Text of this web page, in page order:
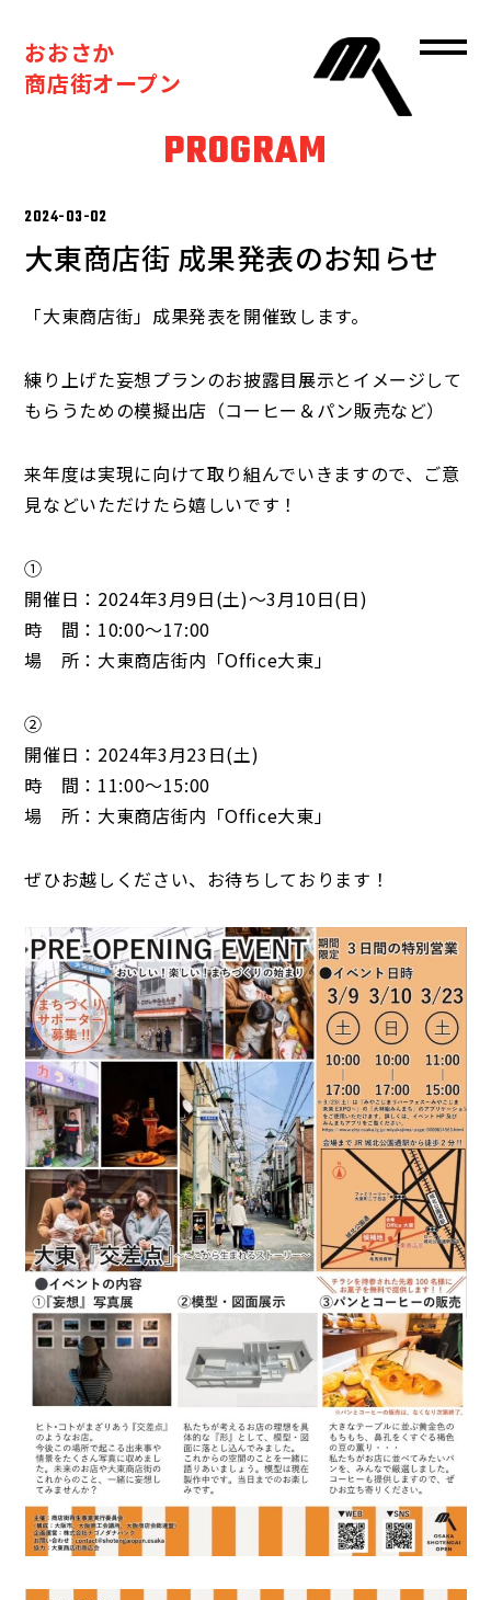
おおさか
商店街オープン
PROGRAM
2024-03-02
大東商店街 成果発表のお知らせ
「大東商店街」成果発表を開催致します。
練り上げた妄想プランのお披露目展示とイメージして
もらうための模擬出店（コーヒー＆パン販売など）
来年度は実現に向けて取り組んでいきますので、ご意
見などいただけたら嬉しいです！
①
開催日：2024年3月9日(土)～3月10日(日)
時 間：10:00～17:00
場 所：大東商店街内「Office大東」
②
開催日：2024年3月23日(土)
時 間：11:00～15:00
場 所：大東商店街内「Office大東」
ぜひお越しください、お待ちしております！